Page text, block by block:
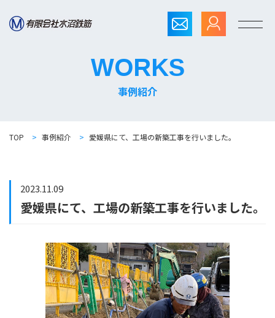
WORKS
事例紹介
TOP > 事例紹介 > 愛媛県にて、工場の新築工事を行いました。
2023.11.09
愛媛県にて、工場の新築工事を行いました。